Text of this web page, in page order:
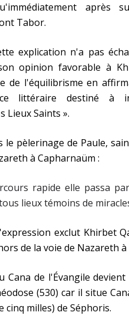
après
Tabor.
explication n'a pas
opinion favorable à
de l'équilibrisme en
littéraire destiné à
Lieux Saints ».
le pèlerinage de Paule,
à Capharnaüm :
rapide elle passa
lieux témoins de
exclut Khirbet
de la voie de Nazareth
Cana de l'Évangile
(530) car il situe
cinq milles) de Séphoris.